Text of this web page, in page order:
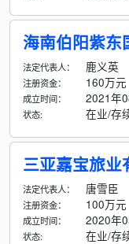
海南伯阳紫东
法定代表人： 鹿义英
注册资金： 160万元
成立时间： 2021年
状态: 在业/存
三亚嘉宝旅业
法定代表人： 唐雪臣
注册资金： 100万元
成立时间： 2020年
状态: 在业/存